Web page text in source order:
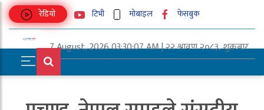
रेडियो टिभी मोबाइल फेसबुक
7 August, 2026 03:30:07 AM | २२ श्रावण २०८३, शुक्रबार